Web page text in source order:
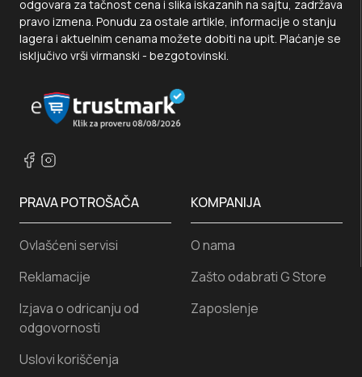
odgovara za tačnost cena i slika iskazanih na sajtu, zadržava
pravo izmena. Ponudu za ostale artikle, informacije o stanju
lagera i aktuelnim cenama možete dobiti na upit. Plaćanje se
isključivo vrši virmanski - bezgotovinski.
PRAVA POTROŠAČA
Ovlašćeni servisi
Reklamacije
Izjava o odricanju od
odgovornosti
Uslovi koriščenja
KOMPANIJA
O nama
Zašto odabrati G Store
Zaposlenje